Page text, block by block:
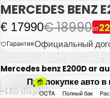
MERCEDES BENZ
от
€ 18990
€ 17990
ГарантияОфициальный
При покупке авто в
Полный бак
OCTA
Mercedes benz E200D ar
-LED displejs.